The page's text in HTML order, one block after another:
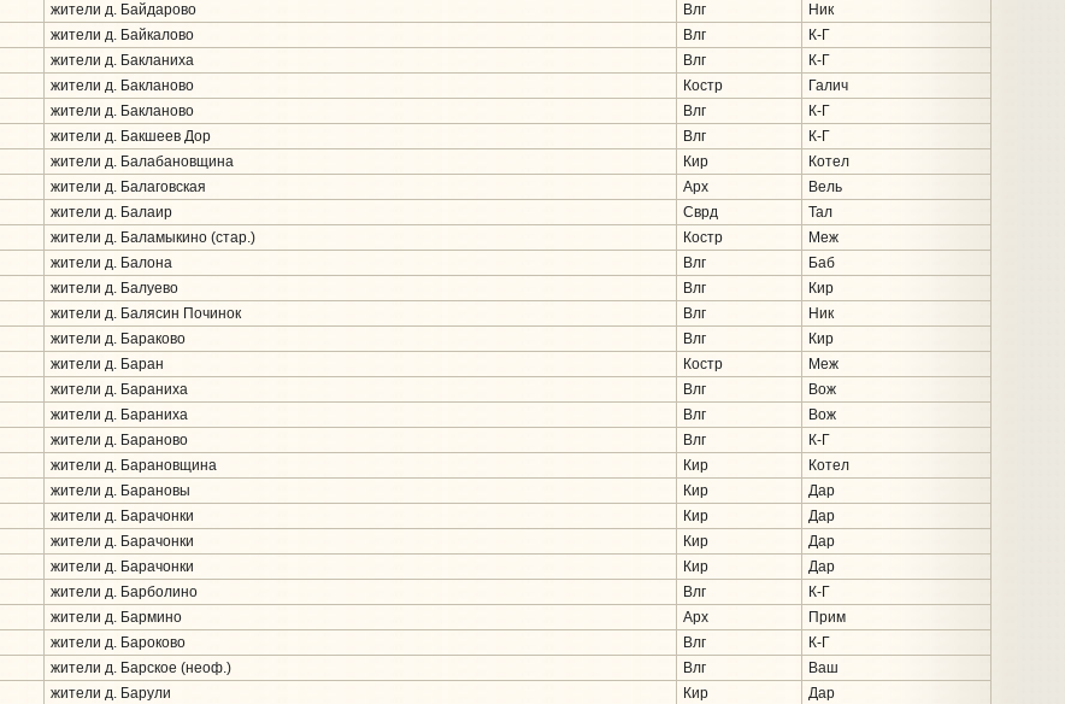
жители д. Байдарово Влг
Ник
жители д. Байкалово Влг
К-Г
жители д. Бакланиха Влг
К-Г
жители д. Бакланово Костр
Галич
жители д. Бакланово Влг
К-Г
жители д. Бакшеев Дор Влг
К-Г
жители д. Балабановщина Кир
Котел
жители д. Балаговская Арх
Вель
жители д. Балаир Сврд
Тал
жители д. Баламыкино (стар.) Костр
Меж
жители д. Балона Влг
Баб
жители д. Балуево Влг
Кир
жители д. Балясин Починок Влг
Ник
жители д. Бараково Влг
Кир
жители д. Баран Костр
Меж
жители д. Бараниха Влг
Вож
жители д. Бараниха Влг
Вож
жители д. Бараново Влг
К-Г
жители д. Барановщина Кир
Котел
жители д. Барановы Кир
Дар
жители д. Барачонки Кир
Дар
жители д. Барачонки Кир
Дар
жители д. Барачонки Кир
Дар
жители д. Барболино Влг
К-Г
жители д. Бармино Арх
Прим
жители д. Бароково Влг
К-Г
жители д. Барское (неоф.) Влг
Ваш
жители д. Барули Кир
Дар